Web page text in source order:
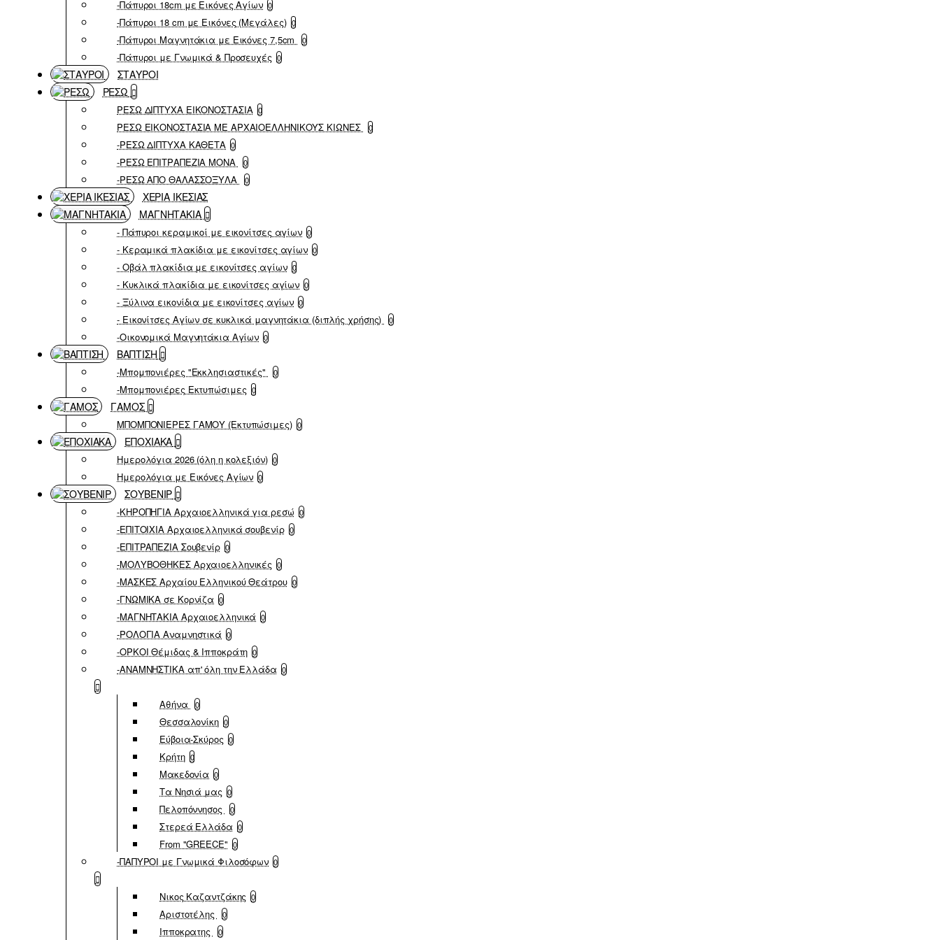
-Πάπυροι 18cm με Εικόνες Αγίων 0
-Πάπυροι 18 cm με Εικόνες (Μεγάλες) 0
-Πάπυροι Μαγνητάκια με Εικόνες 7,5cm 0
-Πάπυροι με Γνωμικά & Προσευχές 0
ΣΤΑΥΡΟΙ
ΡΕΣΩ
ΡΕΣΩ ΔΙΠΤΥΧΑ ΕΙΚΟΝΟΣΤΑΣΙΑ 0
ΡΕΣΩ ΕΙΚΟΝΟΣΤΑΣΙΑ ΜΕ ΑΡΧΑΙΟΕΛΛΗΝΙΚΟΥΣ ΚΙΩΝΕΣ 0
-ΡΕΣΩ ΔΙΠΤΥΧΑ ΚΑΘΕΤΑ 0
-ΡΕΣΩ ΕΠΙΤΡΑΠΕΖΙΑ ΜΟΝΑ 0
-ΡΕΣΩ ΑΠΟ ΘΑΛΑΣΣΟΞΥΛΑ 0
ΧΕΡΙΑ ΙΚΕΣΙΑΣ
ΜΑΓΝΗΤΑΚΙΑ
- Πάπυροι κεραμικοί με εικονίτσες αγίων 0
- Κεραμικά πλακίδια με εικονίτσες αγίων 0
- Οβάλ πλακίδια με εικονίτσες αγίων 0
- Κυκλικά πλακίδια με εικονίτσες αγίων 0
- Ξύλινα εικονίδια με εικονίτσες αγίων 0
- Εικονίτσες Αγίων σε κυκλικά μαγνητάκια (διπλής χρήσης) 0
-Οικονομικά Μαγνητάκια Αγίων 0
ΒΑΠΤΙΣΗ
-Μπομπονιέρες "Εκκλησιαστικές" 0
-Μπομπονιέρες Εκτυπώσιμες 0
ΓΑΜΟΣ
ΜΠΟΜΠΟΝΙΕΡΕΣ ΓΑΜΟΥ (Εκτυπώσιμες) 0
ΕΠΟΧΙΑΚΑ
Ημερολόγια 2026 (όλη η κολεξιόν) 0
Ημερολόγια με Εικόνες Αγίων 0
ΣΟΥΒΕΝΙΡ
-ΚΗΡΟΠΗΓΙΑ Αρχαιοελληνικά για ρεσώ 0
-ΕΠΙΤΟΙΧΙΑ Αρχαιοελληνικά σουβενίρ 0
-ΕΠΙΤΡΑΠΕΖΙΑ Σουβενίρ 0
-ΜΟΛΥΒΟΘΗΚΕΣ Αρχαιοελληνικές 0
-ΜΑΣΚΕΣ Αρχαίου Ελληνικού Θεάτρου 0
-ΓΝΩΜΙΚΑ σε Κορνίζα 0
-ΜΑΓΝΗΤΑΚΙΑ Αρχαιοελληνικά 0
-ΡΟΛΟΓΙΑ Αναμνηστικά 0
-ΟΡΚΟΙ Θέμιδας & Ιπποκράτη 0
-ΑΝΑΜΝΗΣΤΙΚΑ απ' όλη την Ελλάδα 0
Αθήνα 0
Θεσσαλονίκη 0
Εύβοια-Σκύρος 0
Κρήτη 0
Μακεδονία 0
Τα Νησιά μας 0
Πελοπόννησος 0
Στερεά Ελλάδα 0
From "GREECE" 0
-ΠΑΠΥΡΟΙ με Γνωμικά Φιλοσόφων 0
Νικος Καζαντζάκης 0
Αριστοτέλης 0
Ιπποκρατης 0